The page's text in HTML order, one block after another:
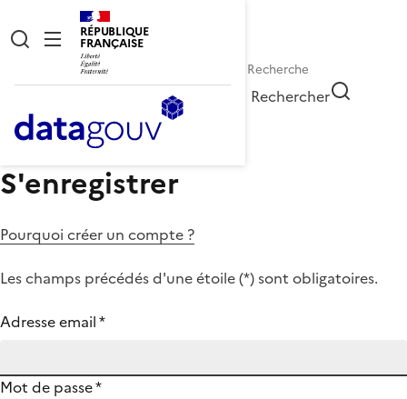
RÉPUBLIQUE
FRANÇAISE
Rechercher
S'enregistrer
Pourquoi créer un compte ?
Les champs précédés d'une étoile (*) sont obligatoires.
Adresse email*
Mot de passe*